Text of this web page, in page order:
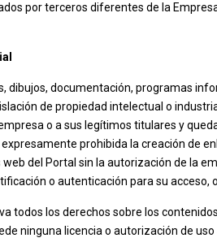
por terceros diferentes de la
dibujos, documentación, programas
de propiedad intelectual o
o a sus legítimos titulares y
prohibida la creación de
del Portal sin la autorización de la
o autenticación para su acceso,
todos los derechos sobre los
ninguna licencia o autorización de